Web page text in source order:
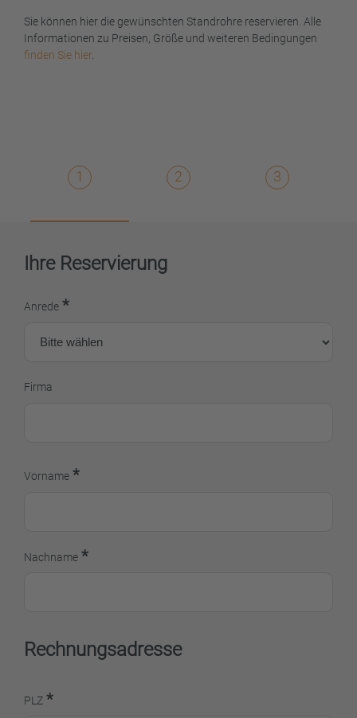
Sie können hier die gewünschten Standrohre reservieren. Alle
Informationen zu Preisen, Größe und weiteren Bedingungen
finden Sie hier.
1 2 3
Ihre Reservierung
Anrede *
Firma
Vorname *
Nachname *
Rechnungsadresse
PLZ *